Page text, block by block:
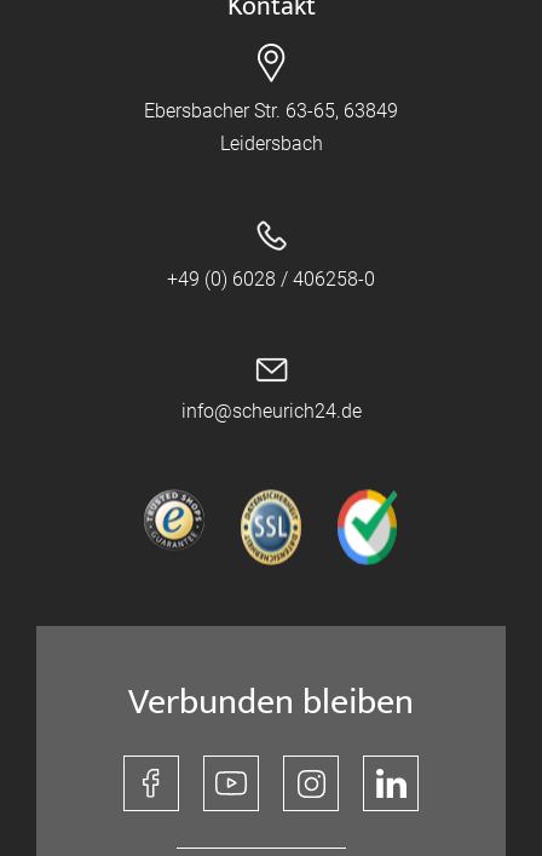
Ebersbacher Str. 63-65, 63849
Leidersbach
+49 (0) 6028 / 406258-0
info@scheurich24.de
Verbunden bleiben